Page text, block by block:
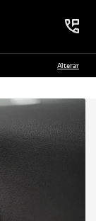
Alterar